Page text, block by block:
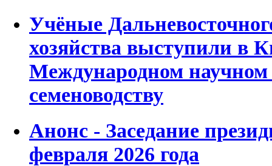
Учёные
хозяйства выступили в
Международном
семеноводству
Анонс - Заседание
февраля 2026 года